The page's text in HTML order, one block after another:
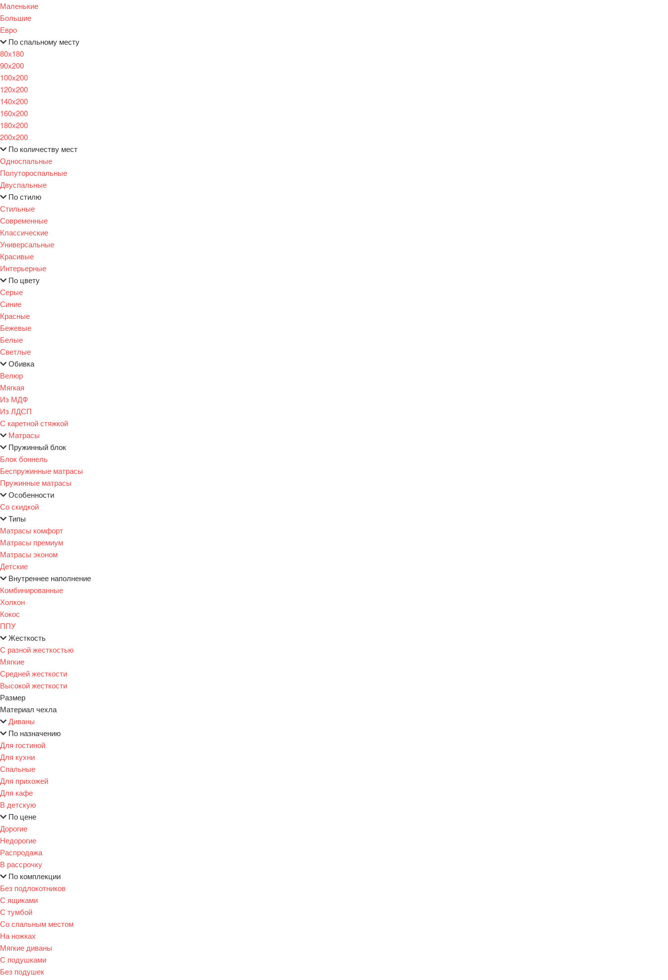
Маленькие
Большие
Евро
По спальному месту
80х180
90х200
100х200
120x200
140х200
160х200
180х200
200х200
По количеству мест
Односпальные
Полутороспальные
Двуспальные
По стилю
Стильные
Современные
Классические
Универсальные
Красивые
Интерьерные
По цвету
Серые
Синие
Красные
Бежевые
Белые
Светлые
Обивка
Велюр
Мягкая
Из МДФ
Из ЛДСП
С каретной стяжкой
Матрасы
Пружинный блок
Блок боннель
Беспружинные матрасы
Пружинные матрасы
Особенности
Со скидкой
Типы
Матрасы комфорт
Матрасы премиум
Матрасы эконом
Детские
Внутреннее наполнение
Комбинированные
Холкон
Кокос
ППУ
Жесткость
С разной жесткостью
Мягкие
Средней жесткости
Высокой жесткости
Размер
Материал чехла
Диваны
По назначению
Для гостиной
Для кухни
Спальные
Для прихожей
Для кафе
В детскую
По цене
Дорогие
Недорогие
Распродажа
В рассрочку
По комплекции
Без подлокотников
С ящиками
С тумбой
Со спальным местом
На ножках
Мягкие диваны
С подушками
Без подушек